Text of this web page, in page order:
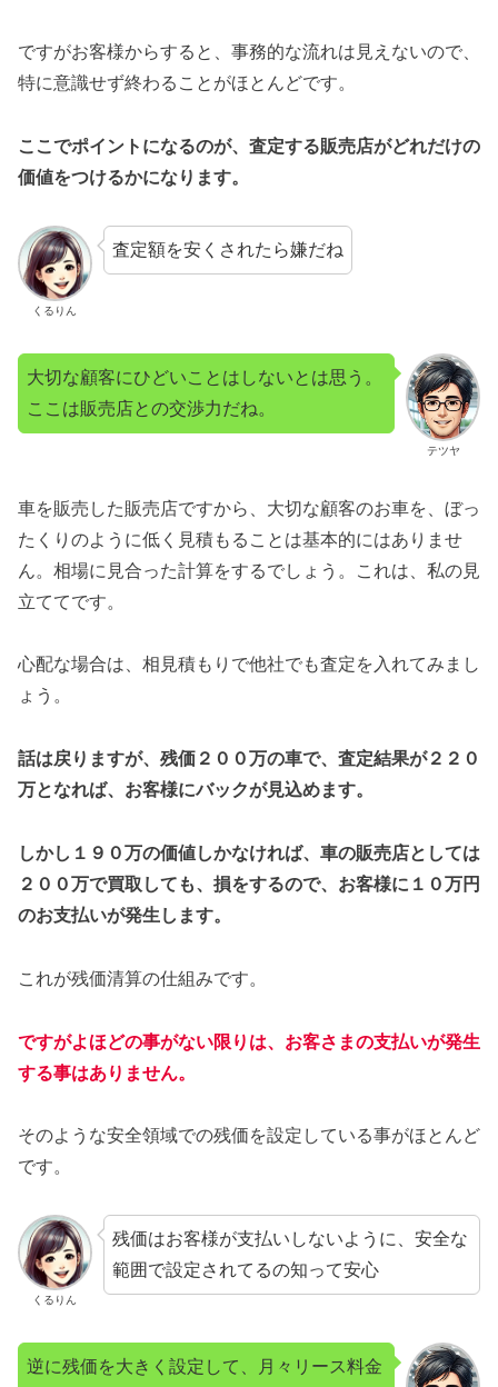
ですがお客様からすると、事務的な流れは見えないので、
特に意識せず終わることがほとんどです。
ここでポイントになるのが、査定する販売店がどれだけの
価値をつけるかになります。
くるりん
査定額を安くされたら嫌だね
テツヤ
大切な顧客にひどいことはしないとは思う。
ここは販売店との交渉力だね。
車を販売した販売店ですから、大切な顧客のお車を、ぼっ
たくりのように低く見積もることは基本的にはありませ
ん。相場に見合った計算をするでしょう。これは、私の見
立ててです。
心配な場合は、相見積もりで他社でも査定を入れてみまし
ょう。
話は戻りますが、残価２００万の車で、査定結果が２２０
万となれば、お客様にバックが見込めます。
しかし１９０万の価値しかなければ、車の販売店としては
２００万で買取しても、損をするので、お客様に１０万円
のお支払いが発生します。
これが残価清算の仕組みです。
ですがよほどの事がない限りは、お客さまの支払いが発生
する事はありません。
そのような安全領域での残価を設定している事がほとんど
です。
くるりん
残価はお客様が支払いしないように、安全な
範囲で設定されてるの知って安心
逆に残価を大きく設定して、月々リース料金